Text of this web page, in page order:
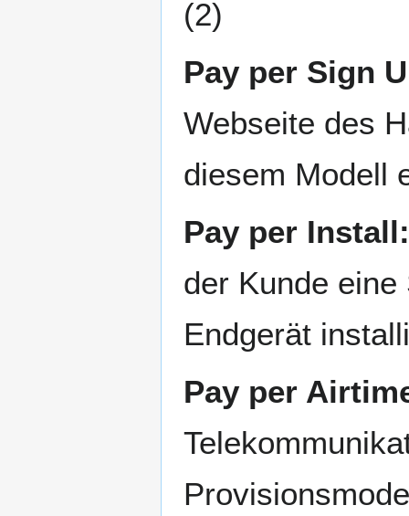
(2)
Pay per Sign
Webseite des
diesem Modell
Pay per Install:
der Kunde
Endgerät
Pay per